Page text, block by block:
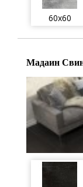
60x60
Мадаин